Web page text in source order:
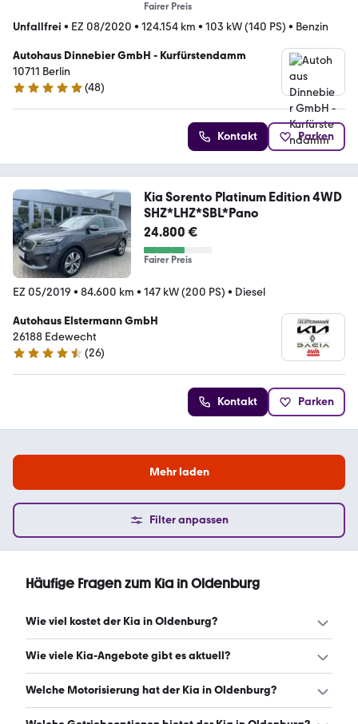
Fairer Preis
Unfallfrei • EZ 08/2020 • 124.154 km • 103 kW (140 PS) • Benzin
Autohaus Dinnebier GmbH - Kurfürstendamm
10711 Berlin
5 Sterne
(48)
Kontakt Parken
Kia Sorento Platinum Edition 4WD
SHZ*LHZ*SBL*Pano
24.800 €
Fairer Preis
EZ 05/2019 • 84.600 km • 147 kW (200 PS) • Diesel
Autohaus Elstermann GmbH
26188 Edewecht
4.7 Sterne
(26)
Kontakt Parken
Mehr laden
Filter anpassen
Häufige Fragen zum Kia in Oldenburg
Wie viel kostet der Kia in Oldenburg?
Ein guter Preis für einen Kia in Oldenburg liegt zwischen
€ monatlich. (Stand: 7.8.2026)
Wie viele Kia-Angebote gibt es aktuell?
Es gibt insgesamt 482 Kia bei mobile.de, davon 392
Welche Motorisierung hat der Kia in Oldenburg?